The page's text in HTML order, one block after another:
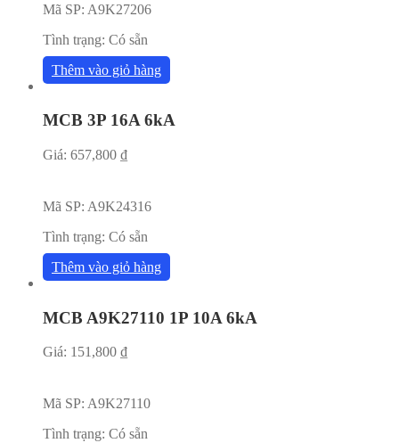
Mã SP: A9K27206
Tình trạng: Có sẵn
Thêm vào giỏ hàng
MCB 3P 16A 6kA
Giá: 657,800 ₫
Mã SP: A9K24316
Tình trạng: Có sẵn
Thêm vào giỏ hàng
MCB A9K27110 1P 10A 6kA
Giá: 151,800 ₫
Mã SP: A9K27110
Tình trạng: Có sẵn